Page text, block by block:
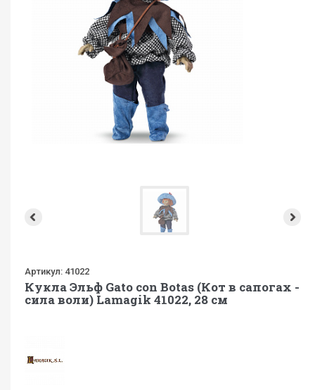
Артикул: 41022
Кукла Эльф Gato con Botas (Кот в сапогах -
сила воли) Lamagik 41022, 28 см